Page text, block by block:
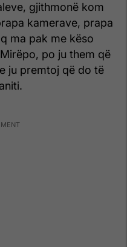
gjithmonë kom
kamerave, prapa
ma pak me këso
po ju them që
ju premtoj që do të